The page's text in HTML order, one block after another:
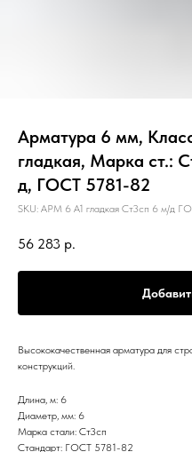
Арматура 6 мм,
гладкая, Марка ст.:
д, ГОСТ 5781-82
SKU: АРМ 6 А1 гладкая Ст3сп 6 м/д
56 283 р.
Высококачественная арматура для
конструкций.
Длина, м: 6
Диаметр, мм: 6
Марка стали: Ст3сп
Стандарт: ГОСТ 5781-82